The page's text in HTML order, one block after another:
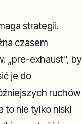
strategii.
czasem
„pre-exhaust”, by
je do
ruchów
to nie tylko niski